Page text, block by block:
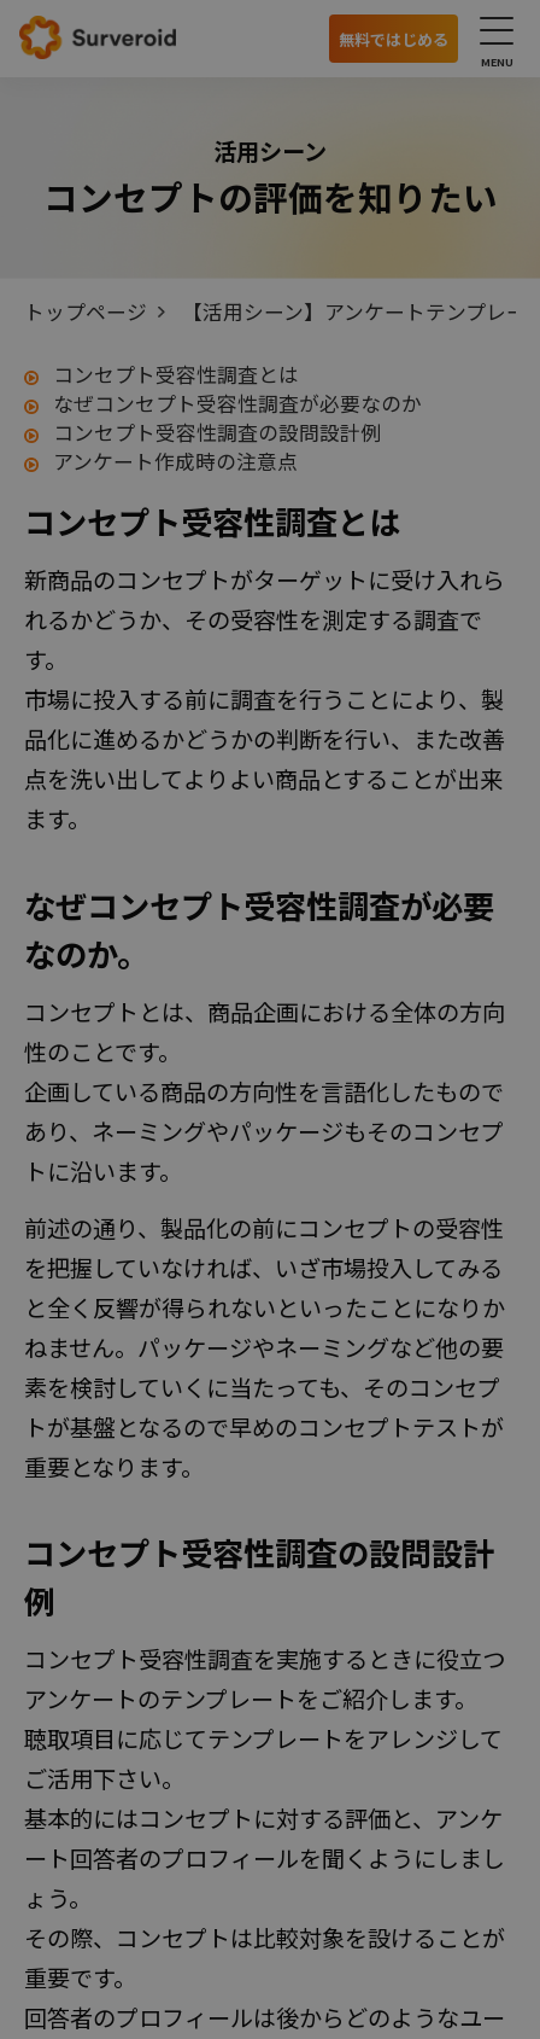
国内モニターアンケート
利用の流れ
主な機能
モニターの特徴
料金
国内モニターアンケート
オンラインインタビュー
オープンアンケート
調査テンプレート
お役立ち情報
よくある質問
無料
お問い合わせ・資料請求
無料ではじめる
活用シーン
コンセプトの評価を知りたい
トップページ 【活用シーン】アンケートテンプレー
コンセプト受容性調査とは
なぜコンセプト受容性調査が必要なのか
コンセプト受容性調査の設問設計例
アンケート作成時の注意点
コンセプト受容性調査とは
新商品のコンセプトがターゲットに受け入れら
れるかどうか、その受容性を測定する調査で
す。
市場に投入する前に調査を行うことにより、製
品化に進めるかどうかの判断を行い、また改善
点を洗い出してよりよい商品とすることが出来
ます。
なぜコンセプト受容性調査が必要
なのか。
コンセプトとは、商品企画における全体の方向
性のことです。
企画している商品の方向性を言語化したもので
あり、ネーミングやパッケージもそのコンセプ
トに沿います。
前述の通り、製品化の前にコンセプトの受容性
を把握していなければ、いざ市場投入してみる
と全く反響が得られないといったことになりか
ねません。パッケージやネーミングなど他の要
素を検討していくに当たっても、そのコンセプ
トが基盤となるので早めのコンセプトテストが
重要となります。
コンセプト受容性調査の設問設計
例
コンセプト受容性調査を実施するときに役立つ
アンケートのテンプレートをご紹介します。
聴取項目に応じてテンプレートをアレンジして
ご活用下さい。
基本的にはコンセプトに対する評価と、アンケ
ート回答者のプロフィールを聞くようにしまし
ょう。
その際、コンセプトは比較対象を設けることが
重要です。
回答者のプロフィールは後からどのようなユー